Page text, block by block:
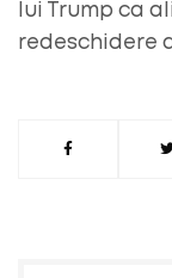
lui Trump ca
redeschidere